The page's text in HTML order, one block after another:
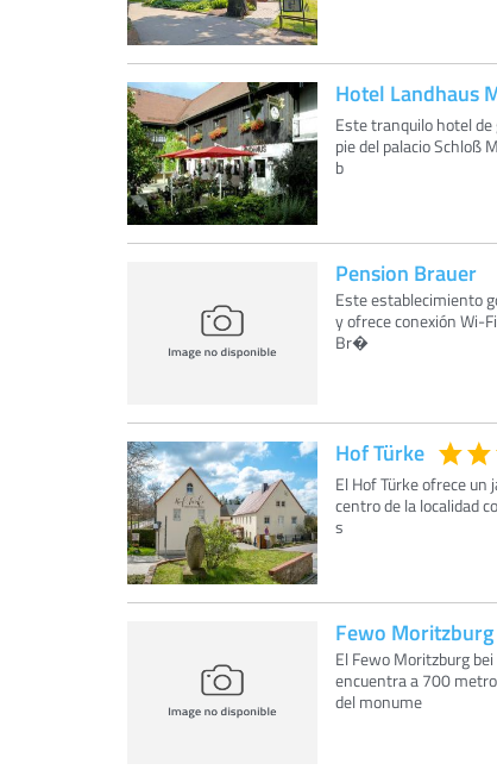
Hotel Landhaus
Este tranquilo hotel
pie del palacio Schloß
b
Pension Brauer
Este establecimiento
y ofrece conexión Wi-
Br�
Hof Türke
El Hof Türke ofrece
centro de la localidad
s
Fewo
El Fewo Moritzburg
encuentra a 700
del monume